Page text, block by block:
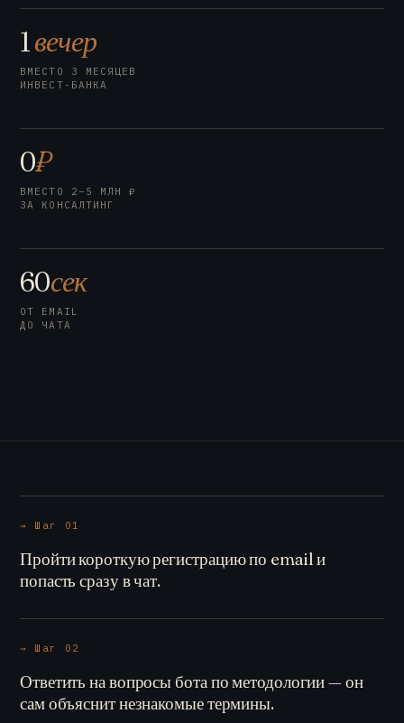
1вечер
ВМЕСТО 3 МЕСЯЦЕВ
ИНВЕСТ-БАНКА
0₽
ВМЕСТО 2–5 МЛН ₽
ЗА КОНСАЛТИНГ
60сек
ОТ EMAIL
ДО ЧАТА
→ Шаг 01
Пройти короткую регистрацию по email и
попасть сразу в чат.
→ Шаг 02
Ответить на вопросы бота по методологии — он
сам объяснит незнакомые термины.